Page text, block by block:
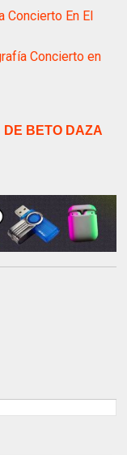
Concierto En El
Concierto en
BETO DAZA